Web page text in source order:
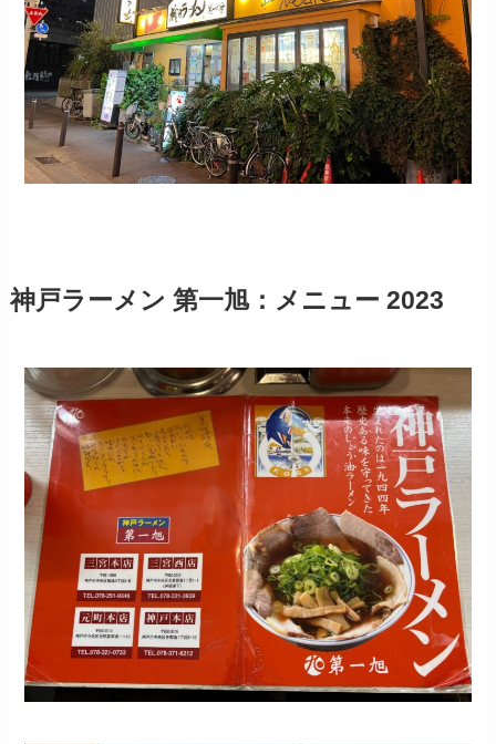
神戸ラーメン 第一旭：メニュー 2023